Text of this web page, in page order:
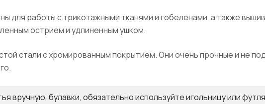
для работы с трикотажными тканями и гобеленами, а также
острием и удлиненным ушком.
стали с хромированным покрытием. Они очень прочные и не
вручную, булавки, обязательно используйте игольницу или